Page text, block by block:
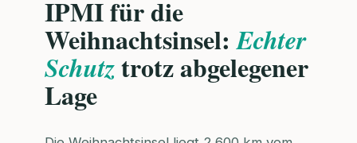
IPMI für die
Weihnachtsinsel:Echter
Schutztrotz abgelegener
Lage